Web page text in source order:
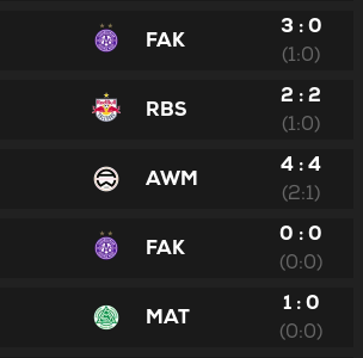
FAK
3 : 0
(1:0)
RBS
2 : 2
(1:0)
AWM
4 : 4
(2:1)
FAK
0 : 0
(0:0)
MAT
1 : 0
(0:0)